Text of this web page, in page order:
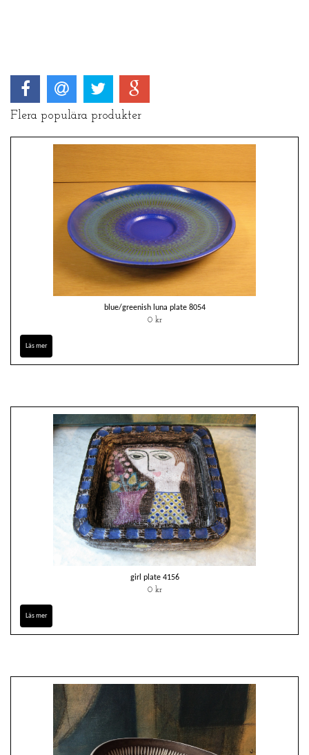
Flera populära produkter
blue/greenish luna plate 8054
0 kr
Läs mer
girl plate 4156
0 kr
Läs mer